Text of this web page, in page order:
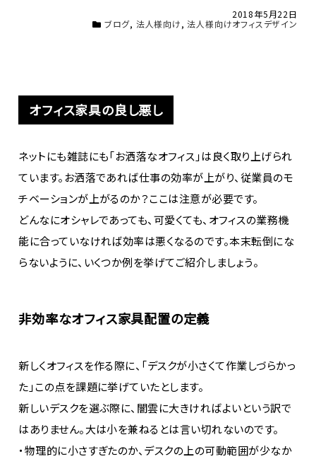
2018年5月22日
ブログ, 法人様向け,法人様向けオフィスデザイン
オフィス家具の良し悪し
ネットにも雑誌にも「お洒落なオフィス」は良く取り上げられ
ています。お洒落であれば仕事の効率が上がり、従業員のモ
チベーションが上がるのか？ここは注意が必要です。
どんなにオシャレであっても、可愛くても、オフィスの業務機
能に合っていなければ効率は悪くなるのです。本末転倒にな
らないように、いくつか例を挙げてご紹介しましょう。
非効率なオフィス家具配置の定義
新しくオフィスを作る際に、「デスクが小さくて作業しづらかっ
た」この点を課題に挙げていたとします。
新しいデスクを選ぶ際に、闇雲に大きければよいという訳で
はありません。大は小を兼ねるとは言い切れないのです。
・物理的に小さすぎたのか、デスクの上の可動範囲が少なか